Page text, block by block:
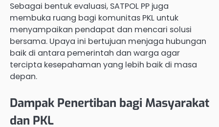
Sebagai bentuk evaluasi, SATPOL PP juga
membuka ruang bagi komunitas PKL untuk
menyampaikan pendapat dan mencari solusi
bersama. Upaya ini bertujuan menjaga hubungan
baik di antara pemerintah dan warga agar
tercipta kesepahaman yang lebih baik di masa
depan.
Dampak Penertiban bagi Masyarakat
dan PKL